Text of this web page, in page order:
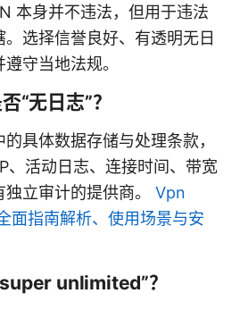
本身并不违法，但用于违法
选择信誉良好、有透明无日
守当地法规。
“无日志”？
具体数据存储与处理条款，
、活动日志、连接时间、带宽
立审计的提供商。 Vpn
面指南解析、使用场景与安
unlimited”？